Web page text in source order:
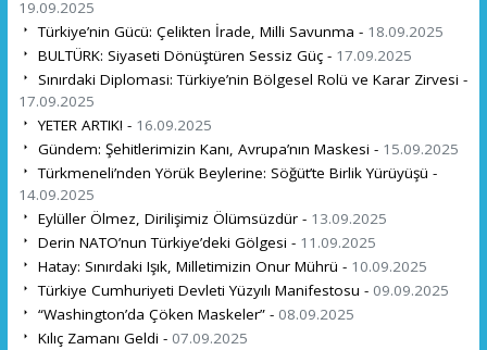
19.09.2025
Türkiye’nin Gücü: Çelikten İrade, Milli Savunma - 18.09.2025
BULTÜRK: Siyaseti Dönüştüren Sessiz Güç - 17.09.2025
Sınırdaki Diplomasi: Türkiye’nin Bölgesel Rolü ve Karar Zirvesi -
17.09.2025
YETER ARTIK! - 16.09.2025
Gündem: Şehitlerimizin Kanı, Avrupa’nın Maskesi - 15.09.2025
Türkmeneli’nden Yörük Beylerine: Söğüt’te Birlik Yürüyüşü -
14.09.2025
Eylüller Ölmez, Dirilişimiz Ölümsüzdür - 13.09.2025
Derin NATO’nun Türkiye’deki Gölgesi - 11.09.2025
Hatay: Sınırdaki Işık, Milletimizin Onur Mührü - 10.09.2025
Türkiye Cumhuriyeti Devleti Yüzyılı Manifestosu - 09.09.2025
“Washington’da Çöken Maskeler” - 08.09.2025
Kılıç Zamanı Geldi - 07.09.2025